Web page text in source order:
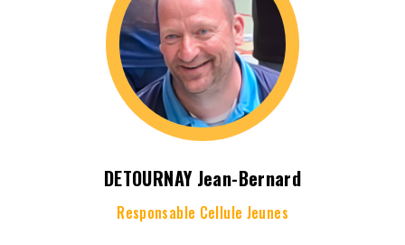
DETOURNAY Jean-Bernard
Responsable Cellule Jeunes